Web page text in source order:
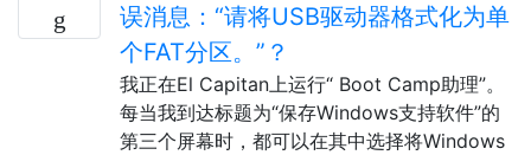
误消息：“请将USB驱动器格式化为单
个FAT分区。”？
我正在El Capitan上运行“ Boot Camp助理”。
每当我到达标题为“保存Windows支持软件”的
第三个屏幕时，都可以在其中选择将Windows